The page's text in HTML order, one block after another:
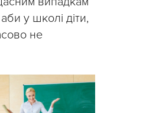
у школі діти,
не